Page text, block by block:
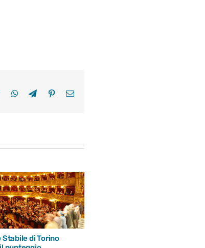
FacebookWhatsApp
TelegramPinterestEmail
Stabile di Torino